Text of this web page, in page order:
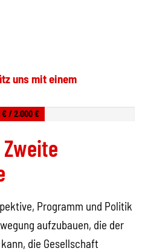
uns mit einem
€ / 2.000 €
Programm und Politik
aufzubauen, die der
die Gesellschaft